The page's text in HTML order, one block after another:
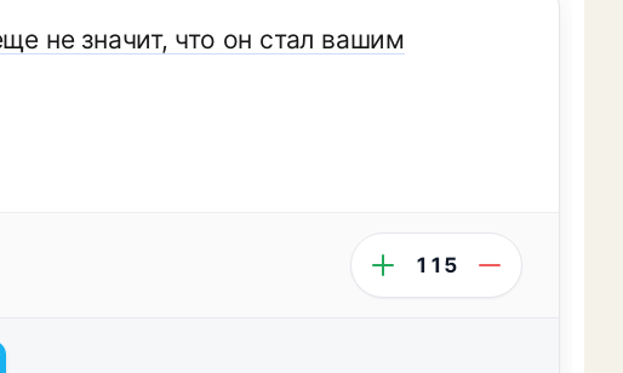
не значит, что он стал вашим
115